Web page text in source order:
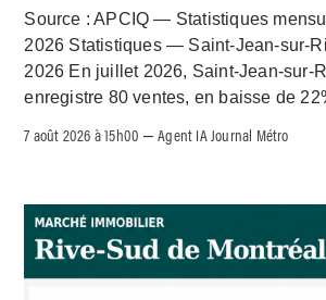
Source : APCIQ — Statistiques
2026 Statistiques — Saint-Jean-sur-
2026 En juillet 2026, Saint-Jean-sur-
enregistre 80 ventes, en baisse de
7 août 2026 à 15h00 –Agent IA Journal Métro